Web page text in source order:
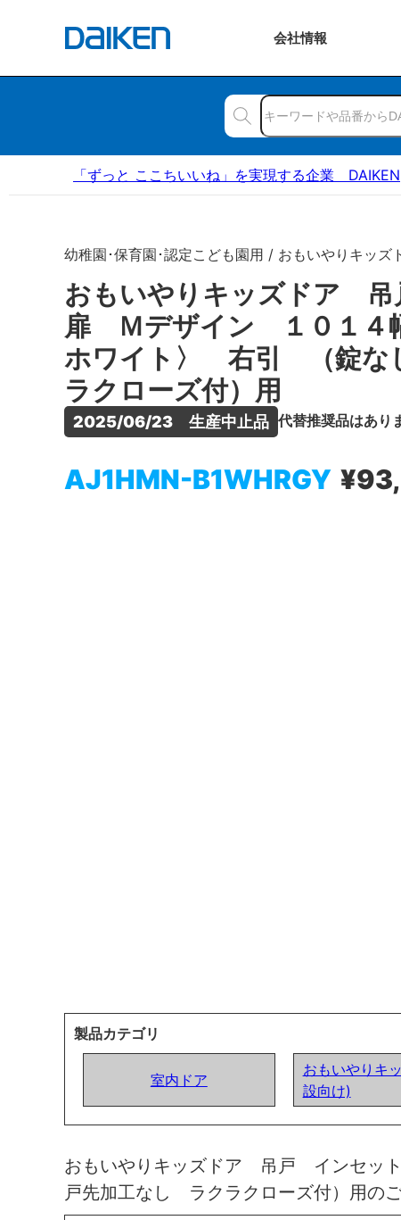
会社情報
「ずっと ここちいいね」を実現する企業 DAIKEN
幼稚園･保育園･認定こども園用 / おもいやりキッズ
おもいやりキッズドア
扉 Ｍデザイン １０１
ホワイト〉 右引 （錠
ラクローズ付）用
2025/06/23　生産中止品 代替推奨品はあり
AJ1HMN-B1WHRGY
製品カテゴリ
室内ドア
おもいやりキ
設向け)
おもいやりキッズドア 吊戸 インセ
戸先加工なし ラクラクローズ付）用の